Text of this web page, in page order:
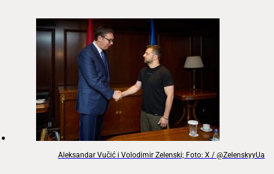
Aleksandar Vučić i Volodimir Zelenski; Foto: X / @ZelenskyyUa